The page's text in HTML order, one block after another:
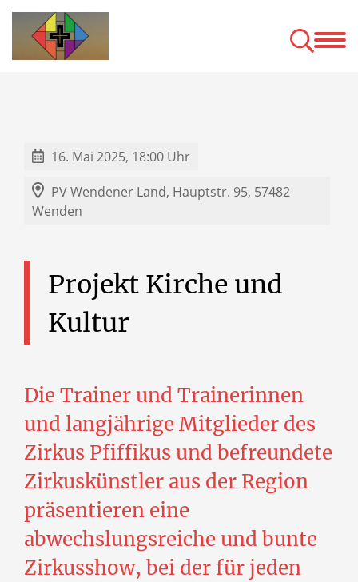
16. Mai 2025, 18:00 Uhr
PV Wendener Land, Hauptstr. 95, 57482
Wenden
Projekt Kirche und
Kultur
Die Trainer und Trainerinnen
und langjährige Mitglieder des
Zirkus Pfiffikus und befreundete
Zirkuskünstler aus der Region
präsentieren eine
abwechslungsreiche und bunte
Zirkusshow, bei der für jeden